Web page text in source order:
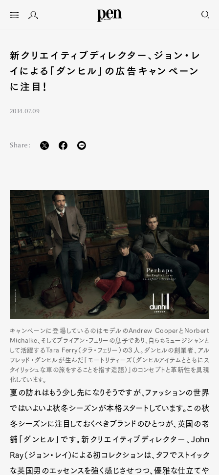
新クリエイティブディレクター、ジョン・レ
イによる「ダンヒル」の広告キャンペーン
に注目！
2014.07.09
Share:
キャンペーンに登場しているのはモデルのAndrew CooperとNorbert
Michalke、そしてブライアン・フェリーの息子であり、自らもミュージシャンと
して活躍するTara Ferry（タラ・フェリー）の３人。ダンヒルの創業者、アル
フレッド・ダンヒルが生んだ「モートリティーズ（ダンヒルアイテムとともにス
タイリッシュな車の旅をすることを指す造語）」のコンセプトと革新性を具現
化しています。
夏の訪れはもう少し先になりそうですが、ファッションの世界
ではいよいよ秋冬シーズンが本格スタートしています。この秋
冬シーズンに注目しておくべきブランドのひとつが、英国の老
舗「ダンヒル」です。新クリエイティブディレクター、John
Ray（ジョン・レイ）による初コレクションは、タフでストイック
な英国男のエッセンスを強く感じさせつつ、優雅な仕立てや